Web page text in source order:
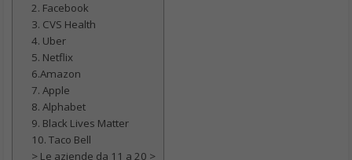
2. Facebook
3. CVS Health
4. Uber
5. Netflix
6.Amazon
7. Apple
8. Alphabet
9. Black Lives Matter
10. Taco Bell
> Le aziende da 11 a 20 >